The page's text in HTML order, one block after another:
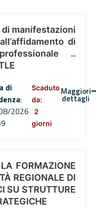
di manifestazioni
di
..
di
:
2026
Scaduto
da:
2
giorni
Maggiori
dettagli
FORMAZIONE
REGIONALE DI
SU STRUTTURE